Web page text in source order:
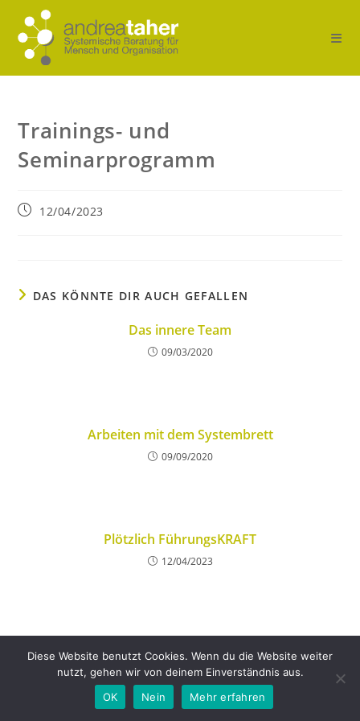
Trainings- und
Seminarprogramm
12/04/2023
DAS KÖNNTE DIR AUCH GEFALLEN
Das innere Team
09/03/2020
Arbeiten mit dem Systembrett
09/09/2020
Plötzlich FührungsKRAFT
12/04/2023
Copyright [2024] - Andrea Taher DATENSCHUTZ/
Diese Website benutzt Cookies. Wenn du die Website weiter
nutzt, gehen wir von deinem Einverständnis aus.
OK
Nein Mehr erfahren